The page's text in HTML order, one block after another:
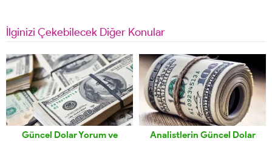
İlginizi Çekebilecek Diğer Konular
Güncel Dolar Yorum ve
Analistlerin Güncel Dolar